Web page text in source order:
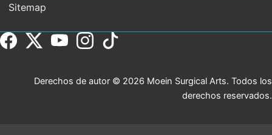
Sitemap
Derechos de autor © 2026 Moein Surgical Arts. Todos los
derechos reservados.